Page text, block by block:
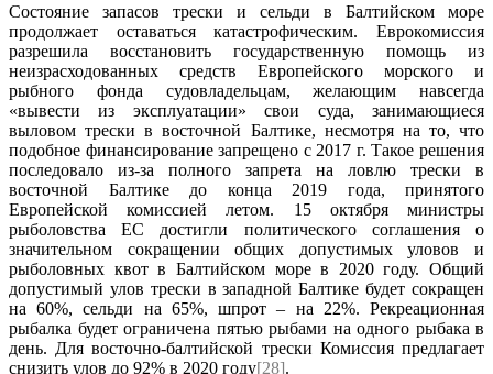
Состояние запасов трески и сельди в Балтийском море
продолжает оставаться катастрофическим. Еврокомиссия
разрешила восстановить государственную помощь из
неизрасходованных средств Европейского морского и
рыбного фонда судовладельцам, желающим навсегда
«вывести из эксплуатации» свои суда, занимающиеся
выловом трески в восточной Балтике, несмотря на то, что
подобное финансирование запрещено с 2017 г. Такое решения
последовало из-за полного запрета на ловлю трески в
восточной Балтике до конца 2019 года, принятого
Европейской комиссией летом. 15 октября министры
рыболовства ЕС достигли политического соглашения о
значительном сокращении общих допустимых уловов и
рыболовных квот в Балтийском море в 2020 году. Общий
допустимый улов трески в западной Балтике будет сокращен
на 60%, сельди на 65%, шпрот – на 22%. Рекреационная
рыбалка будет ограничена пятью рыбами на одного рыбака в
день. Для восточно-балтийской трески Комиссия предлагает
снизить улов до 92% в 2020 году[28].